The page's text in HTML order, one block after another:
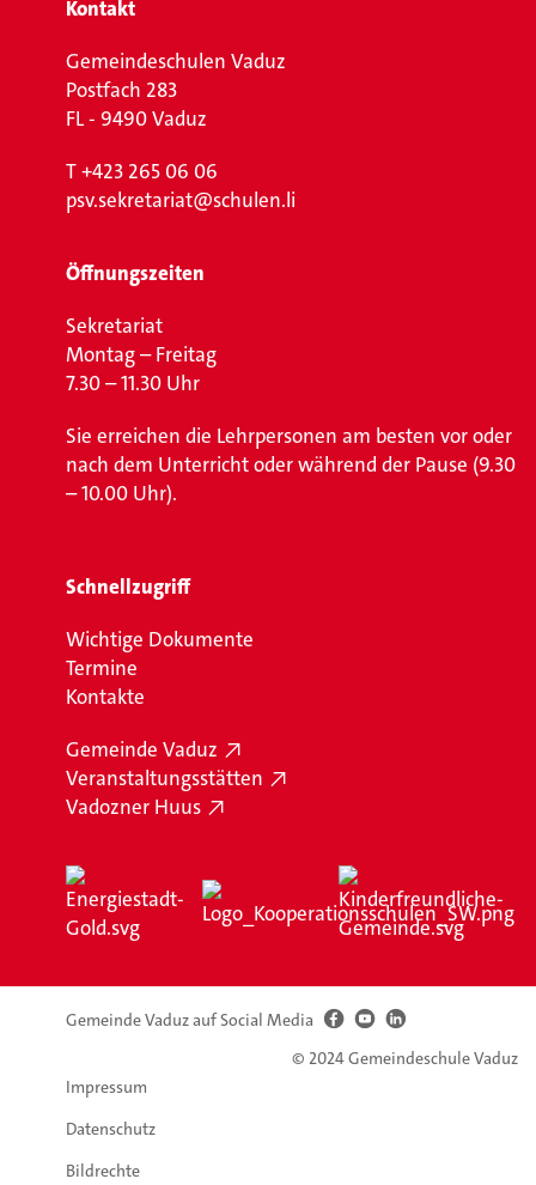
Kontakt
Gemeindeschulen Vaduz
Postfach 283
FL - 9490 Vaduz
T+423 265 06 06
psv.sekretariat@schulen.li
Öffnungszeiten
Sekretariat
Montag – Freitag
7.30 – 11.30 Uhr
Sie erreichen die Lehrpersonen am besten vor oder
nach dem Unterricht oder während der Pause (9.30
– 10.00 Uhr).
Schnellzugriff
Wichtige Dokumente
Termine
Kontakte
Gemeinde Vaduz
Veranstaltungsstätten
Vadozner Huus
Gemeinde Vaduz auf Social Media
© 2024 Gemeindeschule Vaduz
Impressum
Datenschutz
Bildrechte